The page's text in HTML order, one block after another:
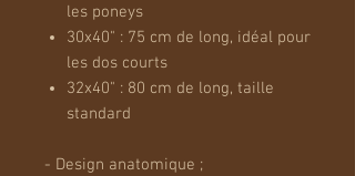
les poneys
30x40" : 75 cm de long, idéal pour
les dos courts
32x40" : 80 cm de long, taille
standard
- Design anatomique ;